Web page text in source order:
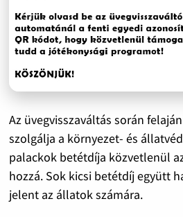
Az üvegvisszaváltás során
szolgálja a környezet- és
palackok betétdíja közvetlenül
hozzá. Sok kicsi betétdíj együtt
jelent az állatok számára.